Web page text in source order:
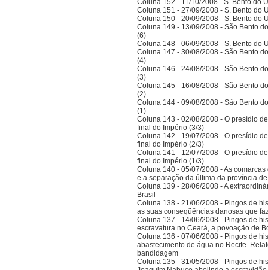
Coluna 152 - 11/10/2008 - S. Bento do
Coluna 151 - 27/09/2008 - S. Bento do
Coluna 150 - 20/09/2008 - S. Bento do
Coluna 149 - 13/09/2008 - São Bento
(6)
Coluna 148 - 06/09/2008 - S. Bento do
Coluna 147 - 30/08/2008 - São Bento
(4)
Coluna 146 - 24/08/2008 - São Bento
(3)
Coluna 145 - 16/08/2008 - São Bento
(2)
Coluna 144 - 09/08/2008 - São Bento
(1)
Coluna 143 - 02/08/2008 - O presídio
final do Império (3/3)
Coluna 142 - 19/07/2008 - O presídio
final do Império (2/3)
Coluna 141 - 12/07/2008 - O presídio
final do Império (1/3)
Coluna 140 - 05/07/2008 - As
e a separação da última da província
Coluna 139 - 28/06/2008 - A
Brasil
Coluna 138 - 21/06/2008 - Pingos de
as suas conseqüências danosas que
Coluna 137 - 14/06/2008 - Pingos de
escravatura no Ceará, a povoação de
Coluna 136 - 07/06/2008 - Pingos de
abastecimento de água no Recife.
bandidagem
Coluna 135 - 31/05/2008 - Pingos de